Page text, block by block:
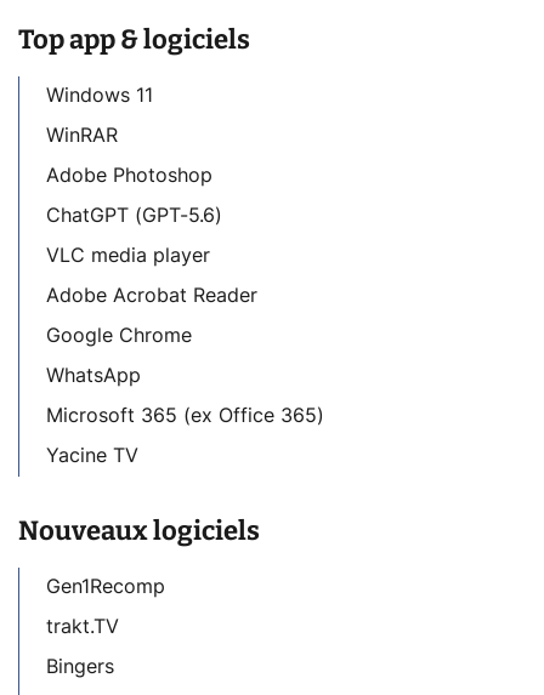
Top app & logiciels
Windows 11
WinRAR
Adobe Photoshop
ChatGPT (GPT-5.6)
VLC media player
Adobe Acrobat Reader
Google Chrome
WhatsApp
Microsoft 365 (ex Office 365)
Yacine TV
Nouveaux logiciels
Gen1Recomp
trakt.TV
Bingers